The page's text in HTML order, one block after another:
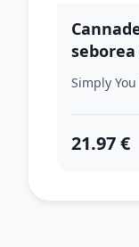
seborea
Simply
21.97 €